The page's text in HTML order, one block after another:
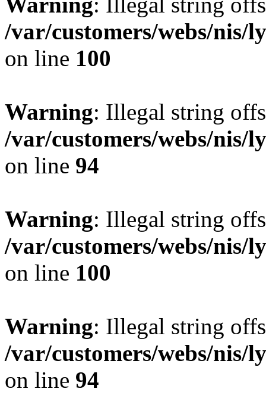
/var/customers/webs/
on line 100
Warning: Illegal string
/var/customers/webs/
on line 94
Warning: Illegal string
/var/customers/webs/
on line 100
Warning: Illegal string
/var/customers/webs/
on line 94